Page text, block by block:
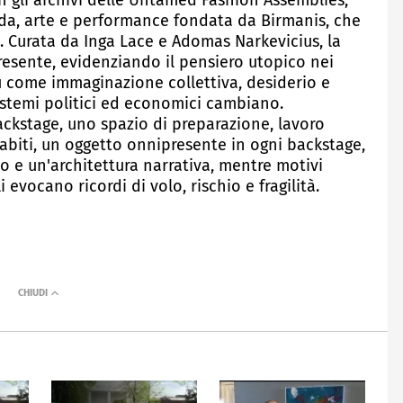
arte e performance fondata da Birmanis, che
da Inga Lace e Adomas Narkevicius, la
evidenziando il pensiero utopico nei
immaginazione collettiva, desiderio e
politici ed economici cambiano.
uno spazio di preparazione, lavoro
un oggetto onnipresente in ogni backstage,
e un'architettura narrativa, mentre motivi
evocano ricordi di volo, rischio e fragilità.